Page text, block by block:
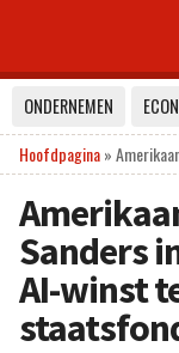
ONDERNEMEN
Hoofdpagina»
Sanders
AI-winst